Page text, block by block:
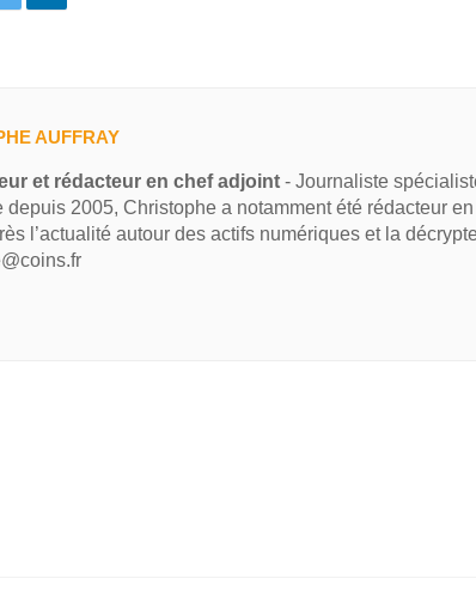
AUFFRAY
et rédacteur en chef adjoint - Journaliste
depuis 2005, Christophe a notamment été rédacteur
l’actualité autour des actifs numériques et la